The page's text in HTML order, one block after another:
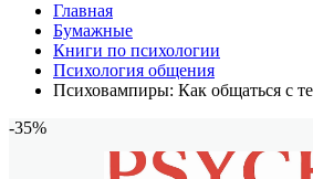
Главная
Бумажные
Книги по психологии
Психология общения
Психовампиры: Как общаться с
-35%